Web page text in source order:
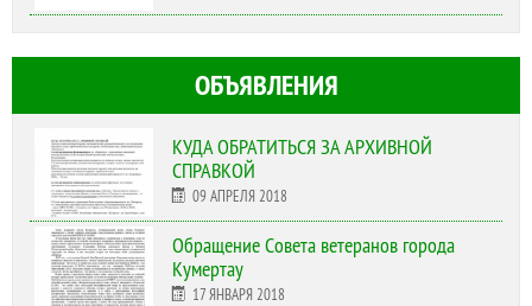
ОБЪЯВЛЕНИЯ
КУДА ОБРАТИТЬСЯ ЗА АРХИВНОЙ
СПРАВКОЙ
09 АПРЕЛЯ 2018
Обращение Совета ветеранов города
Кумертау
17 ЯНВАРЯ 2018